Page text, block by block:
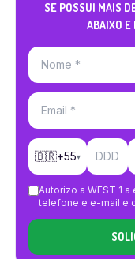
SE POSSUI MAIS
ABAIXO E
🇧🇷+55▾
Autorizo a WEST 1
telefone e e-mail e